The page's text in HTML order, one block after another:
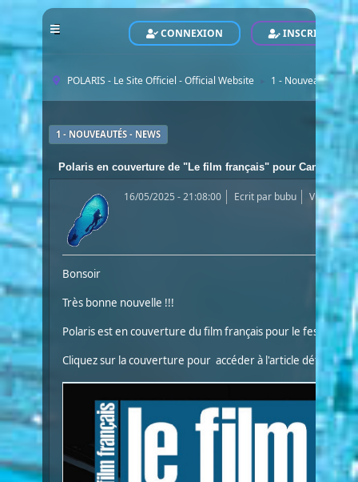
CONNEXION INSCRIVEZ-
POLARIS - Le Site Officiel - Official Website 1 - Nouveautés -
1 - NOUVEAUTÉS - NEWS
Polaris en couverture de "Le film français" pour Cannes
16/05/2025 - 21:08:00 Ecrit par bubu Vues: 9233
Bonsoir
Très bonne nouvelle !!!
Polaris est en couverture du film français pour le festival de
Cliquez sur la couverture pour accéder à l'article détaillé :